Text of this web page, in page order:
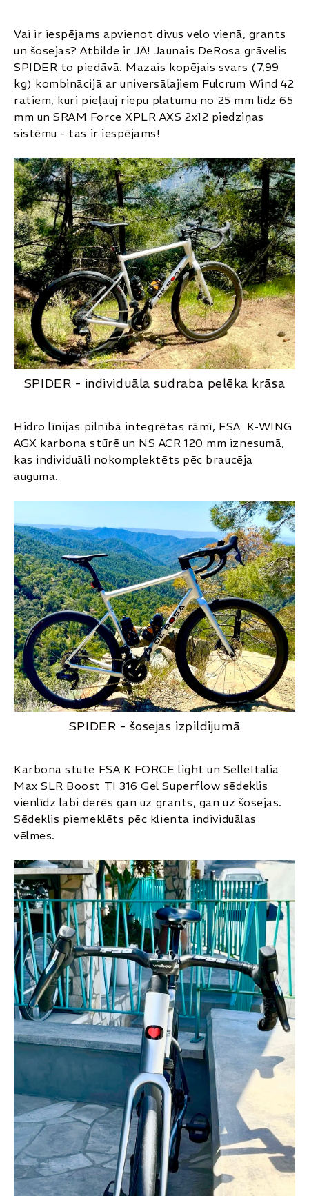
Vai ir iespējams apvienot divus velo vienā, grants
un šosejas? Atbilde ir JĀ! Jaunais DeRosa grāvelis
SPIDER to piedāvā. Mazais kopējais svars (7,99
kg) kombinācijā ar universālajiem Fulcrum Wind 42
ratiem, kuri pieļauj riepu platumu no 25 mm līdz 65
mm un SRAM Force XPLR AXS 2x12 piedziņas
sistēmu - tas ir iespējams!
SPIDER - individuāla sudraba pelēka krāsa
Hidro līnijas pilnībā integrētas rāmī, FSA K-WING
AGX karbona stūrē un NS ACR 120 mm iznesumā,
kas individuāli nokomplektēts pēc braucēja
auguma.
SPIDER - šosejas izpildijumā
Karbona stute FSA K FORCE light un SelleItalia
Max SLR Boost TI 316 Gel Superflow sēdeklis
vienlīdz labi derēs gan uz grants, gan uz šosejas.
Sēdeklis piemeklēts pēc klienta individuālas
vēlmes.